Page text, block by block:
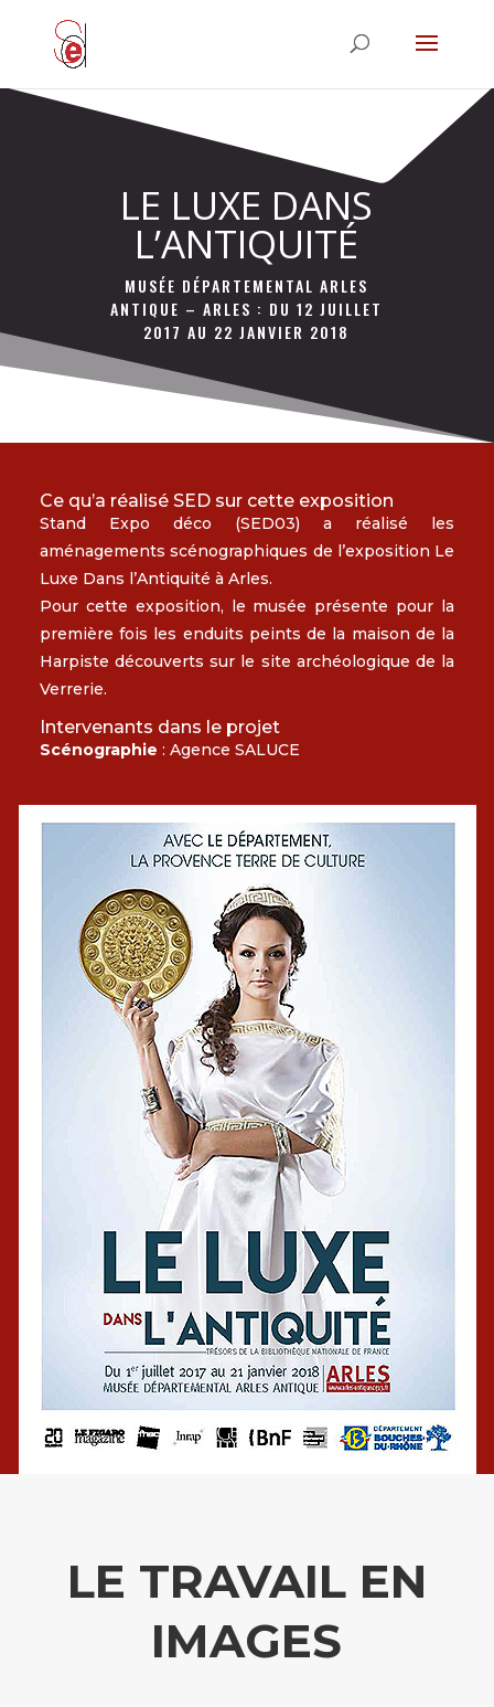
LE LUXE DANS
L’ANTIQUITÉ
MUSÉE DÉPARTEMENTAL ARLES
ANTIQUE – ARLES : DU 12 JUILLET
2017 AU 22 JANVIER 2018
Ce qu’a réalisé SED sur cette exposition
Stand Expo déco (SED03) a réalisé les
aménagements scénographiques de l’exposition Le
Luxe Dans l’Antiquité à Arles.
Pour cette exposition, le musée présente pour la
première fois les enduits peints de la maison de la
Harpiste découverts sur le site archéologique de la
Verrerie.
Intervenants dans le projet
Scénographie : Agence SALUCE
LE TRAVAIL EN
IMAGES